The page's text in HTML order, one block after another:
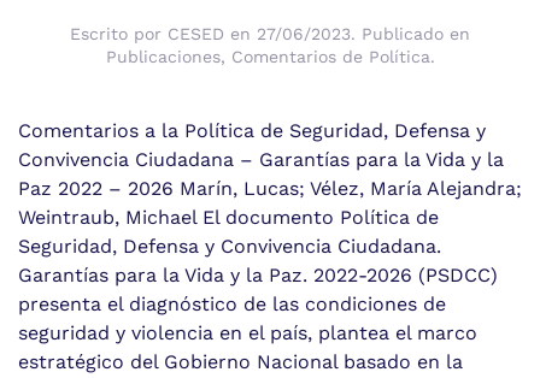
Escrito por CESED en 27/06/2023. Publicado en
Publicaciones, Comentarios de Política.
Comentarios a la Política de Seguridad, Defensa y
Convivencia Ciudadana – Garantías para la Vida y la
Paz 2022 – 2026 Marín, Lucas; Vélez, María Alejandra;
Weintraub, Michael El documento Política de
Seguridad, Defensa y Convivencia Ciudadana.
Garantías para la Vida y la Paz. 2022-2026 (PSDCC)
presenta el diagnóstico de las condiciones de
seguridad y violencia en el país, plantea el marco
estratégico del Gobierno Nacional basado en la